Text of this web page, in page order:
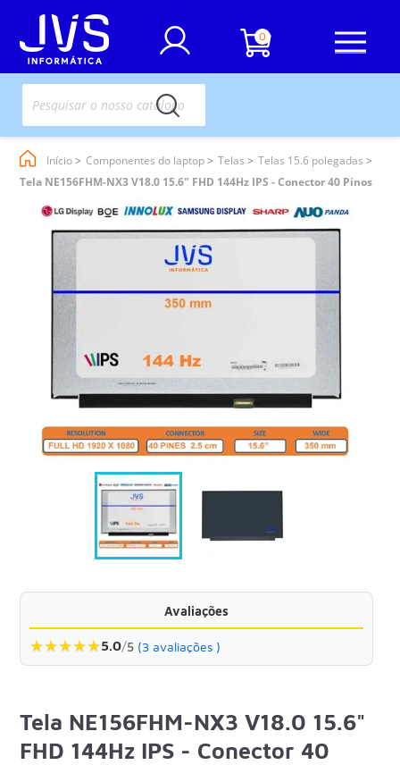
0
Início Componentes do laptop Telas
Telas 15.6 polegadas
Tela NE156FHM-NX3 V18.0 15.6" FHD 144Hz IPS - Conector 40 Pinos
Avaliações
★★★★★5.0/5 (3 avaliações )
Tela NE156FHM-NX3 V18.0 15.6"
FHD 144Hz IPS - Conector 40